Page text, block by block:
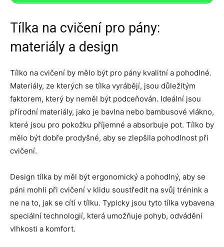
Tílka na cvičení pro pány:
materiály a design
Tílko na cvičení by mělo být pro pány kvalitní a pohodlné.
Materiály, ze kterých se tílka vyrábějí, jsou důležitým
faktorem, který by neměl být podceňován. Ideální jsou
přírodní materiály, jako je bavlna nebo bambusové vlákno,
které jsou pro pokožku příjemné a absorbuje pot. Tílko by
mělo být dobře prodyšné, aby se zlepšila pohodlnost při
cvičení.
Design tílka by měl být ergonomický a pohodlný, aby se
páni mohli při cvičení v klidu soustředit na svůj trénink a
ne na to, jak se cítí v tílku. Typicky jsou tyto tílka vybavena
speciální technologií, která umožňuje pohyb, odvádění
vlhkosti a komfort.